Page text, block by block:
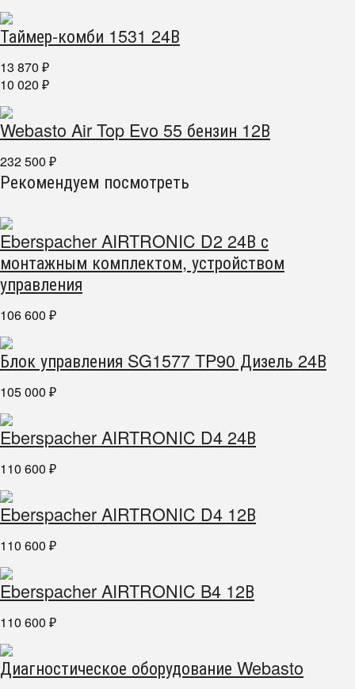
Таймер-комби 1531 24В
13 870 ₽
10 020 ₽
Webasto Air Top Evo 55 бензин 12В
232 500 ₽
Рекомендуем посмотреть
Eberspacher AIRTRONIC D2 24В с
монтажным комплектом, устройством
управления
106 600 ₽
Блок управления SG1577 TP90 Дизель 24В
105 000 ₽
Eberspacher AIRTRONIC D4 24В
110 600 ₽
Eberspacher AIRTRONIC D4 12В
110 600 ₽
Eberspacher AIRTRONIC B4 12В
110 600 ₽
Диагностическое оборудование Webasto